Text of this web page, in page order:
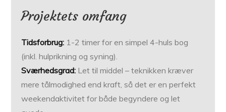
Projektets omfang
Tidsforbrug: 1-2 timer for en simpel 4-huls bog
(inkl. hulprikning og syning).
Sværhedsgrad: Let til middel – teknikken kræver
mere tålmodighed end kraft, så det er en perfekt
weekendaktivitet for både begyndere og let